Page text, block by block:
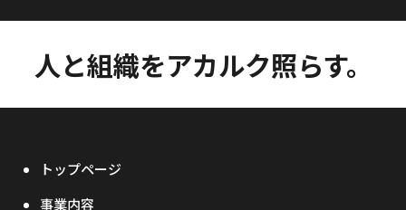
人と組織をアカルク照らす。
トップページ
事業内容